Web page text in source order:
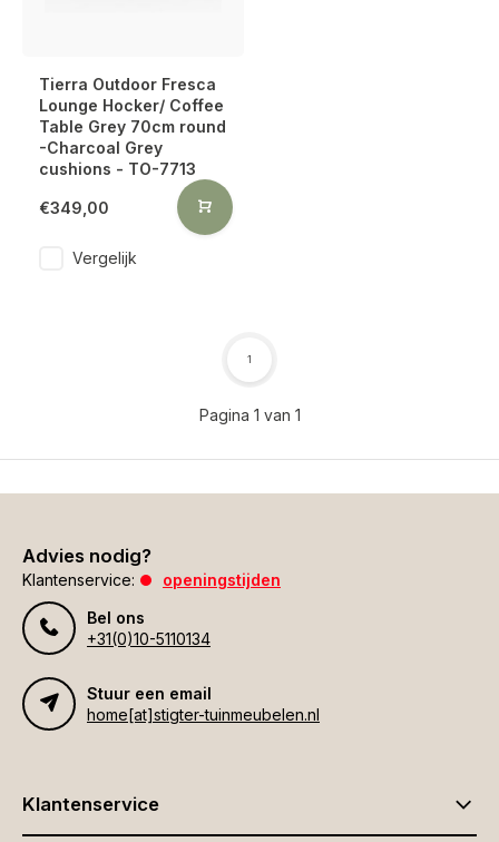
Tierra Outdoor Fresca
Lounge Hocker/ Coffee
Table Grey 70cm round
-Charcoal Grey
cushions - TO-7713
€349,00
Vergelijk
Pagina 1 van 1
1
Advies nodig?
Klantenservice:
openingstijden
Bel ons
+31(0)10-5110134
Stuur een email
home[at]stigter-tuinmeubelen.nl
Klantenservice